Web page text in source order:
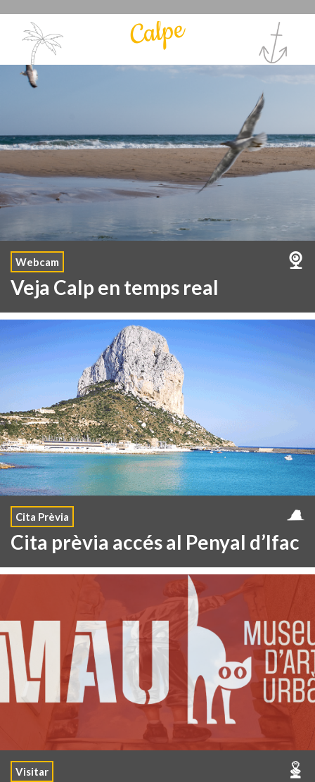
Calpe
Webcam
Veja Calp en temps real
Cita Prèvia
Cita prèvia accés al Penyal d’Ifac
Visitar